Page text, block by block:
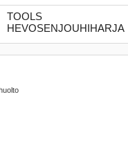
TOOLS
HEVOSENJOUHIHARJA